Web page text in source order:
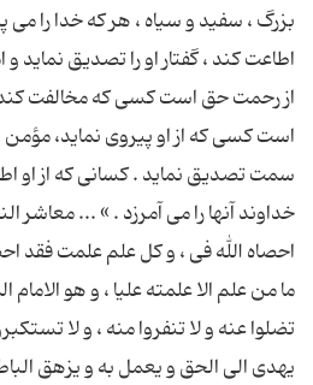
بزرگ ، سفید و سیاه ، هر که خدا را می
اطاعت کند ، گفتار او را تصدیق نماید
از رحمت حق است کسی که مخالفت
است کسی که از او پیروی نماید،
سمت تصدیق نماید . کسانی که از او
خداوند آنها را می آمرزد . » ... معاشر
احصاه الله فى ، و كل علم علمت فقد
ما من علم الا علمته علیا ، و هو
تضلوا عنه و لا تنفروا منه ، و لا
یهدى الى الحق و یعمل به و یزهق